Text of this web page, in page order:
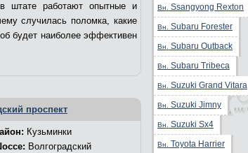
штате работают опытные и
случилась поломка, какие
будет наиболее эффективен
проспект
Кузьминки
Волгоградский
Вн. Ssangyong Rexton
Вн. Subaru Forester
Вн. Subaru Outback
Вн. Subaru Tribeca
Вн. Suzuki Grand Vitara
Вн. Suzuki Jimny
Вн. Suzuki Sx4
Вн. Toyota Harrier